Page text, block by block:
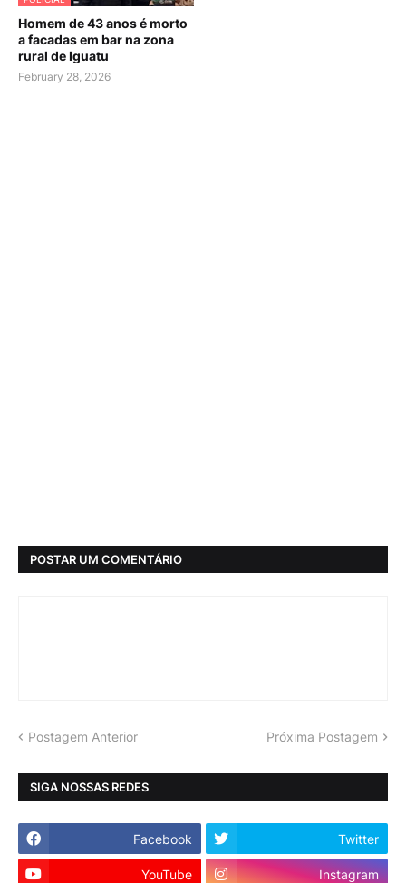
Homem de 43 anos é morto
a facadas em bar na zona
rural de Iguatu
February 28, 2026
POSTAR UM COMENTÁRIO
Postagem Anterior Próxima Postagem
SIGA NOSSAS REDES
Facebook Twitter
YouTube Instagram